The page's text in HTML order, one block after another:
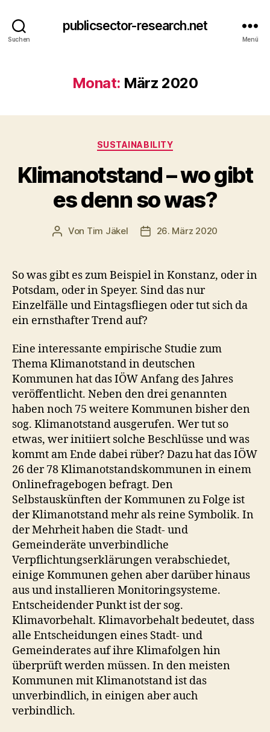
Suchen
publicsector-research.net
Menü
Monat: März 2020
Kategorien
SUSTAINABILITY
Klimanotstand – wo gibt
es denn so was?
Beitragsautor
Von Tim Jäkel Veröffentlichungsdatum
26. März 2020
So was gibt es zum Beispiel in Konstanz, oder in
Potsdam, oder in Speyer. Sind das nur
Einzelfälle und Eintagsfliegen oder tut sich da
ein ernsthafter Trend auf?
Eine interessante empirische Studie zum
Thema Klimanotstand in deutschen
Kommunen hat das IÖW Anfang des Jahres
veröffentlicht. Neben den drei genannten
haben noch 75 weitere Kommunen bisher den
sog. Klimanotstand ausgerufen. Wer tut so
etwas, wer initiiert solche Beschlüsse und was
kommt am Ende dabei rüber? Dazu hat das IÖW
26 der 78 Klimanotstandskommunen in einem
Onlinefragebogen befragt. Den
Selbstauskünften der Kommunen zu Folge ist
der Klimanotstand mehr als reine Symbolik. In
der Mehrheit haben die Stadt- und
Gemeinderäte unverbindliche
Verpflichtungserklärungen verabschiedet,
einige Kommunen gehen aber darüber hinaus
aus und installieren Monitoringsysteme.
Entscheidender Punkt ist der sog.
Klimavorbehalt. Klimavorbehalt bedeutet, dass
alle Entscheidungen eines Stadt- und
Gemeinderates auf ihre Klimafolgen hin
überprüft werden müssen. In den meisten
Kommunen mit Klimanotstand ist das
unverbindlich, in einigen aber auch
verbindlich.